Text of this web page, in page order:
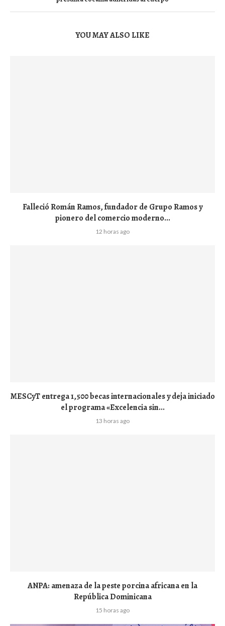
YOU MAY ALSO LIKE
Falleció Román Ramos, fundador de Grupo Ramos y
pionero del comercio moderno...
12 horas ago
MESCyT entrega 1,500 becas internacionales y deja iniciado
el programa «Excelencia sin...
13 horas ago
ANPA: amenaza de la peste porcina africana en la
República Dominicana
15 horas ago